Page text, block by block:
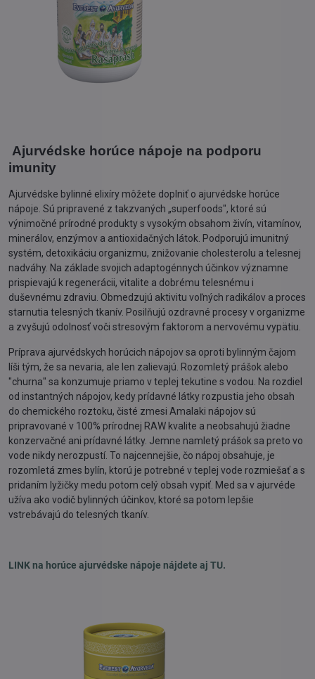
Ajurvédske horúce nápoje na podporu
imunity
Ajurvédske bylinné elixíry môžete doplniť o ajurvédske horúce
nápoje. Sú pripravené z takzvaných „superfoods", ktoré sú
výnimočné prírodné produkty s vysokým obsahom živín, vitamínov,
minerálov, enzýmov a antioxidačných látok. Podporujú imunitný
systém, detoxikáciu organizmu, znižovanie cholesterolu a telesnej
nadváhy. Na základe svojich adaptogénnych účinkov významne
prispievajú k regenerácii, vitalite a dobrému telesnému i
duševnému zdraviu. Obmedzujú aktivitu voľných radikálov a proces
starnutia telesných tkanív. Posilňujú ozdravné procesy v organizme
a zvyšujú odolnosť voči stresovým faktorom a nervovému vypätiu.
Príprava ajurvédskych horúcich nápojov sa oproti bylinným čajom
líši tým, že sa nevaria, ale len zalievajú. Rozomletý prášok alebo
"churna" sa konzumuje priamo v teplej tekutine s vodou. Na rozdiel
od instantných nápojov, kedy prídavné látky rozpustia jeho obsah
do chemického roztoku, čisté zmesi Amalaki nápojov sú
pripravované v 100% prírodnej RAW kvalite a neobsahujú žiadne
konzervačné ani prídavné látky. Jemne namletý prášok sa preto vo
vode nikdy nerozpustí. To najcennejšie, čo nápoj obsahuje, je
rozomletá zmes bylín, ktorú je potrebné v teplej vode rozmiešať a s
pridaním lyžičky medu potom celý obsah vypiť. Med sa v ajurvéde
užíva ako vodič bylinných účinkov, ktoré sa potom lepšie
vstrebávajú do telesných tkanív.
LINK na horúce ajurvédske nápoje nájdete aj TU.